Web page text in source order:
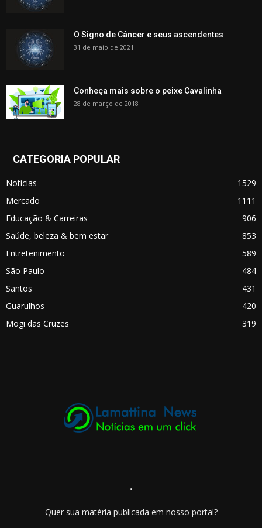
O Signo de Câncer e seus ascendentes
31 de maio de 2021
Conheça mais sobre o peixe Cavalinha
28 de março de 2018
CATEGORIA POPULAR
Notícias
1529
Mercado
1111
Educação & Carreiras
906
Saúde, beleza & bem estar
853
Entretenimento
589
São Paulo
484
Santos
431
Guarulhos
420
Mogi das Cruzes
319
.
Quer sua matéria publicada em nosso portal?